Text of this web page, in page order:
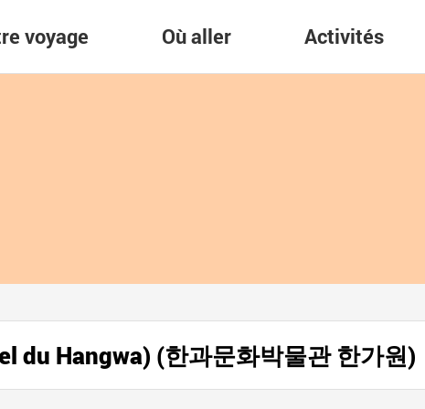
voyage Où aller Activités
du Hangwa) (한과문화박물관 한가원)